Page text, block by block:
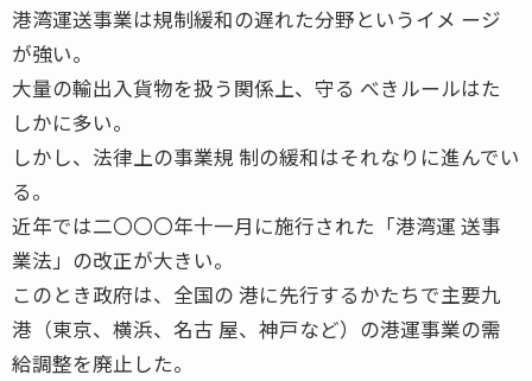
港湾運送事業は規制緩和の遅れた分野というイメ ージ
が強い。
大量の輸出入貨物を扱う関係上、守る べきルールはた
しかに多い。
しかし、法律上の事業規 制の緩和はそれなりに進んでい
る。
近年では二〇〇〇年十一月に施行された「港湾運 送事
業法」の改正が大きい。
このとき政府は、全国の 港に先行するかたちで主要九
港（東京、横浜、名古 屋、神戸など）の港運事業の需
給調整を廃止した。